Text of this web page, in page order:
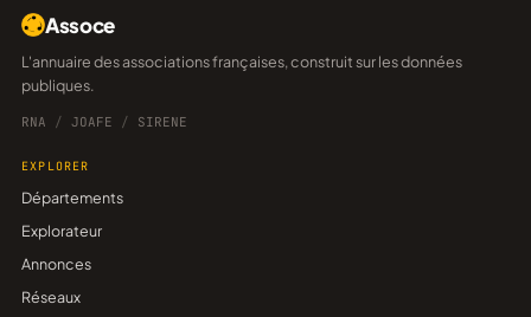
Assoce
L'annuaire des associations françaises, construit sur les données
publiques.
RNA / JOAFE / SIRENE
EXPLORER
Départements
Explorateur
Annonces
Réseaux